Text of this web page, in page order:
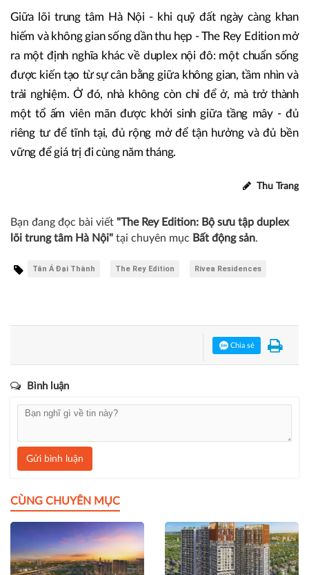
dài 50m ứng dụng công nghệ điện phân muối, khu gym,
sauna, phòng chiếu phim riêng, cùng các không gian làm
việc và các khu vườn chủ đề… tạo nên một hệ trải nghiệm
liền mạch ngay giữa lòng đô thị.
Giữa lõi trung tâm Hà Nội - khi quỹ đất ngày càng khan
hiếm và không gian sống dần thu hẹp - The Rey Edition mở
ra một định nghĩa khác về duplex nội đô: một chuẩn sống
trải nghiệm. Ở đó, nhà không còn chỉ để ở, mà trở thành
riêng tư để tĩnh tại, đủ rộng mở để tận hưởng và đủ bền
vững để giá trị đi cùng năm tháng.
Bất động sản
Rivea Residences
Gửi bình luận